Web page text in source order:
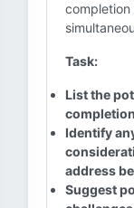
Task:
List the
Identify
address
Suggest